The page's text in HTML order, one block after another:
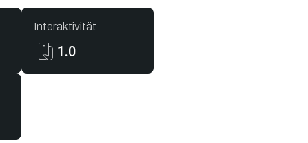
Interaktivität
1.0